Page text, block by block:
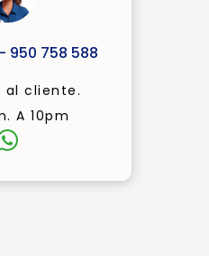
950 758 588
al cliente.
A 10pm